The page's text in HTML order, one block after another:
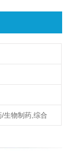
生物制药,综合